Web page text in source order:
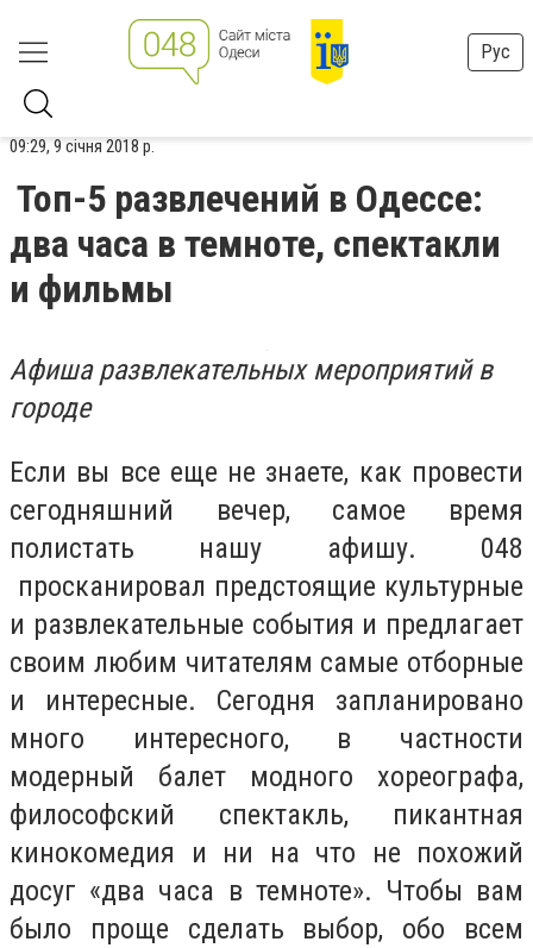
Рус
09:29, 9 січня 2018 р.
Топ-5 развлечений в Одессе:
два часа в темноте, спектакли
и фильмы
Афиша развлекательных мероприятий в
городе
Если вы все еще не знаете, как провести
сегодняшний вечер, самое время
полистать нашу афишу. 048
просканировал предстоящие культурные
и развлекательные события и предлагает
своим любим читателям самые отборные
и интересные. Сегодня запланировано
много интересного, в частности
модерный балет модного хореографа,
философский спектакль, пикантная
кинокомедия и ни на что не похожий
досуг «два часа в темноте». Чтобы вам
было проще сделать выбор, обо всем